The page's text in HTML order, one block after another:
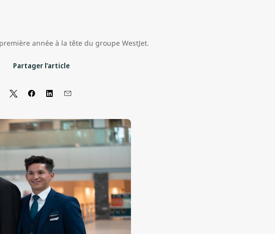
année à la tête du groupe WestJet.
Partager l’article